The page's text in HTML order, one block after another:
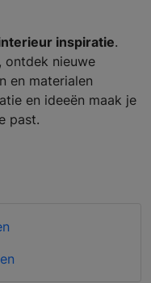
inspiratie.
ontdek nieuwe
en materialen
en ideeën maak je
past.